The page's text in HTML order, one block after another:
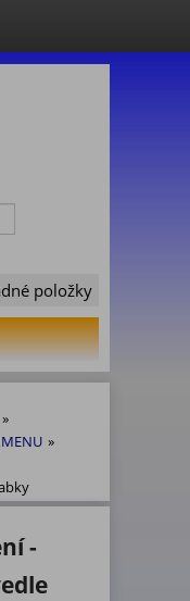
položky
»
»
-